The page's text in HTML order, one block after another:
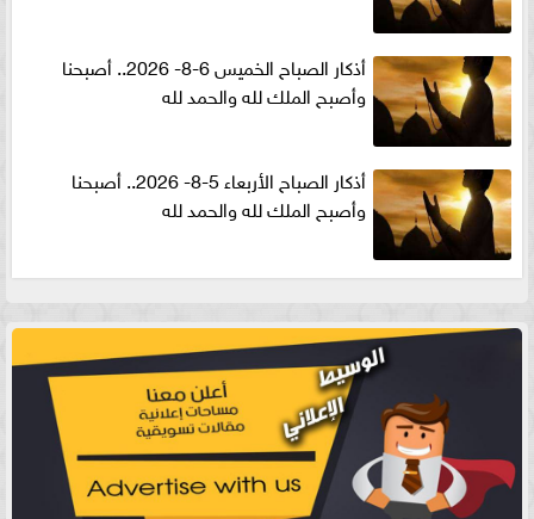
أذكار الصباح الخميس 6-8- 2026.. أصبحنا
وأصبح الملك لله والحمد لله
أذكار الصباح الأربعاء 5-8- 2026.. أصبحنا
وأصبح الملك لله والحمد لله